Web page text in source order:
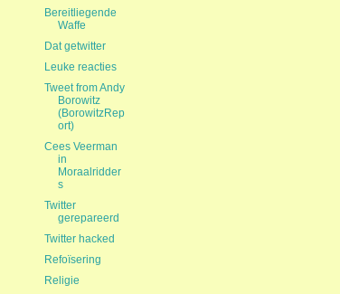
Bereitliegende
Waffe
Dat getwitter
Leuke reacties
Tweet from Andy
Borowitz
(BorowitzRep
ort)
Cees Veerman
in
Moraalridder
s
Twitter
gerepareerd
Twitter hacked
Refoïsering
Religie